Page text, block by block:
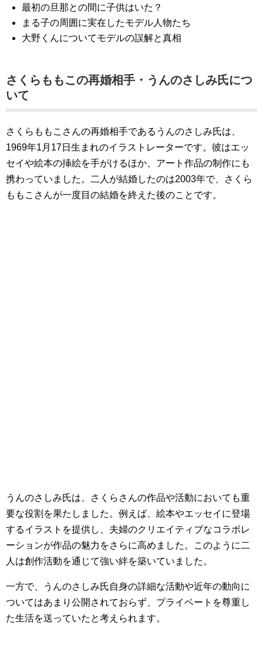
最初の旦那との間に子供はいた？
まる子の周囲に実在したモデル人物たち
大野くんについてモデルの誤解と真相
さくらももこの再婚相手・うんのさしみ氏につ
いて
さくらももこさんの再婚相手であるうんのさしみ氏は、
1969年1月17日生まれのイラストレーターです。彼はエッ
セイや絵本の挿絵を手がけるほか、アート作品の制作にも
携わっていました。二人が結婚したのは2003年で、さくら
ももこさんが一度目の結婚を終えた後のことです。
うんのさしみ氏は、さくらさんの作品や活動においても重
要な役割を果たしました。例えば、絵本やエッセイに登場
するイラストを提供し、夫婦のクリエイティブなコラボレ
ーションが作品の魅力をさらに高めました。このように二
人は創作活動を通じて強い絆を築いていました。
一方で、うんのさしみ氏自身の詳細な活動や近年の動向に
ついてはあまり公開されておらず、プライベートを尊重し
た生活を送っていたと考えられます。